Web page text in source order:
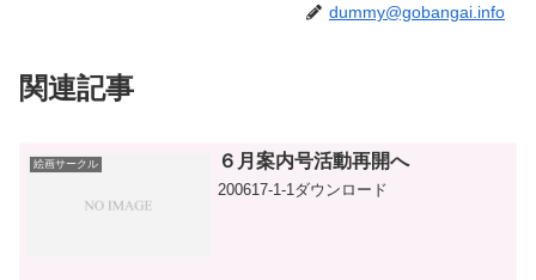
dummy@gobangai.info
関連記事
絵画サークル ６月案内号活動再開へ
200617-1-1ダウンロード